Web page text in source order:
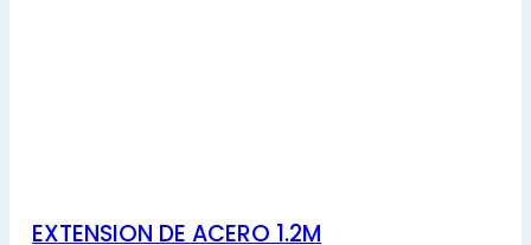
EXTENSION DE ACERO 1.2M